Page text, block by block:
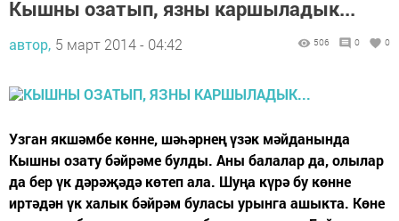
Кышны озатып, язны каршыладык...
автор, 5 март 2014 - 04:42 506 0 0
Узган якшәмбе көнне, шәһәрнең үзәк мәйданында
Кышны озату бәйрәме булды. Аны балалар да, олылар
да бер үк дәрәҗәдә көтеп ала. Шуңа күрә бу көнне
иртәдән үк халык бәйрәм буласы урынга ашыкта. Көне